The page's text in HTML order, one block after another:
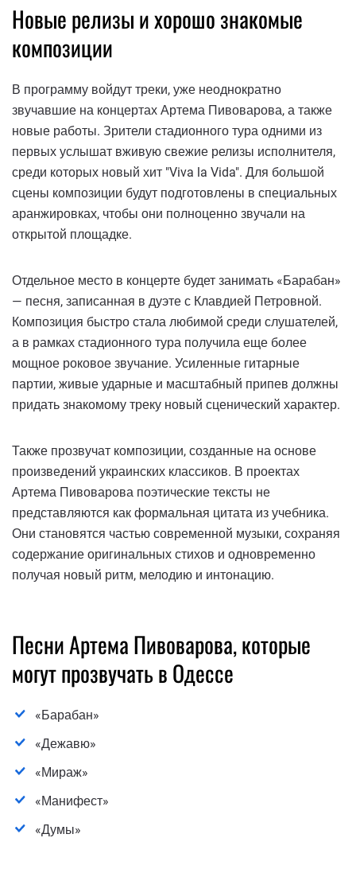
Новые релизы и хорошо знакомые
композиции
В программу войдут треки, уже неоднократно
звучавшие на концертах Артема Пивоварова, а также
новые работы. Зрители стадионного тура одними из
первых услышат вживую свежие релизы исполнителя,
среди которых новый хит "Viva la Vida". Для большой
сцены композиции будут подготовлены в специальных
аранжировках, чтобы они полноценно звучали на
открытой площадке.
Отдельное место в концерте будет занимать «Барабан»
— песня, записанная в дуэте с Клавдией Петровной.
Композиция быстро стала любимой среди слушателей,
а в рамках стадионного тура получила еще более
мощное роковое звучание. Усиленные гитарные
партии, живые ударные и масштабный припев должны
придать знакомому треку новый сценический характер.
Также прозвучат композиции, созданные на основе
произведений украинских классиков. В проектах
Артема Пивоварова поэтические тексты не
представляются как формальная цитата из учебника.
Они становятся частью современной музыки, сохраняя
содержание оригинальных стихов и одновременно
получая новый ритм, мелодию и интонацию.
Песни Артема Пивоварова, которые
могут прозвучать в Одессе
«Барабан»
«Дежавю»
«Мираж»
«Манифест»
«Думы»